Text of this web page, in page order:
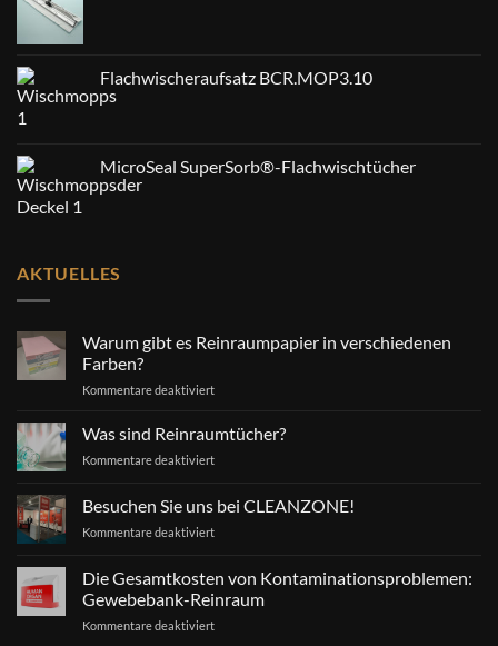
Flachwischeraufsatz BCR.MOP3.10
MicroSeal SuperSorb®-Flachwischtücher
AKTUELLES
Warum gibt es Reinraumpapier in verschiedenen
Farben?
Kommentare deaktiviertfür
gibt
es
Reinraumpapier
verschiedenen
Was sind Reinraumtücher?
Kommentare deaktiviertfür
Reinraumtücher?
Besuchen Sie uns bei CLEANZONE!
Kommentare deaktiviertfür
uns
bei
CLEANZONE!
Die Gesamtkosten von Kontaminationsproblemen:
Gewebebank-Reinraum
Kommentare deaktiviertfür